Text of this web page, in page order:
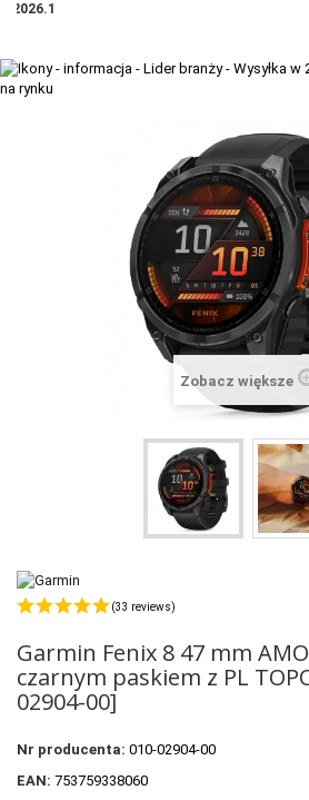
ELITE
VOSTOK EUROPE ZEGARKI
VICTORINOX ZEGARKI
OBAKU DENMARK ZEGARKI
POLECANE PRODUKTY
OUTLET
2026.1
Zobacz większe
(33 reviews)
Garmin Fenix 8 47 mm
czarnym paskiem z PL
02904-00]
Nr producenta: 010-02904-00
EAN: 753759338060